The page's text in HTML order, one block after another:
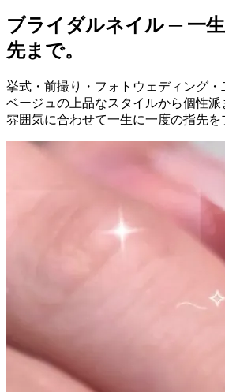
ブライダルネイル ─ 一
先まで。
挙式・前撮り・フォトウェディング
ベージュの上品なスタイルから個性
雰囲気に合わせて一生に一度の指先を